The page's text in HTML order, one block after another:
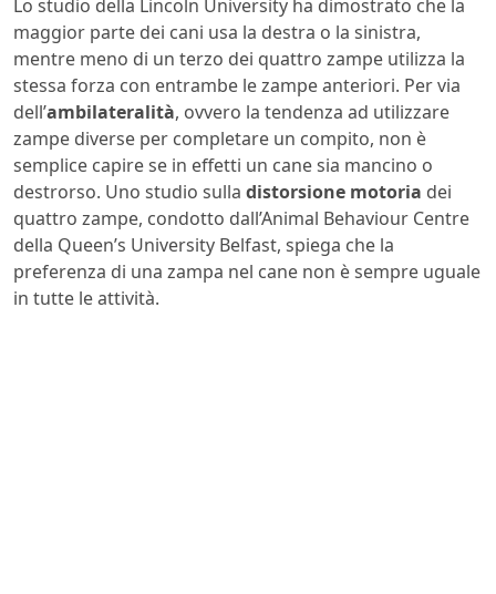
Lo studio della Lincoln University ha dimostrato che la
maggior parte dei cani usa la destra o la sinistra,
mentre meno di un terzo dei quattro zampe utilizza la
stessa forza con entrambe le zampe anteriori. Per via
dell’ambilateralità, ovvero la tendenza ad utilizzare
zampe diverse per completare un compito, non è
semplice capire se in effetti un cane sia mancino o
destrorso. Uno studio sulla distorsione motoria dei
quattro zampe, condotto dall’Animal Behaviour Centre
della Queen’s University Belfast, spiega che la
preferenza di una zampa nel cane non è sempre uguale
in tutte le attività.